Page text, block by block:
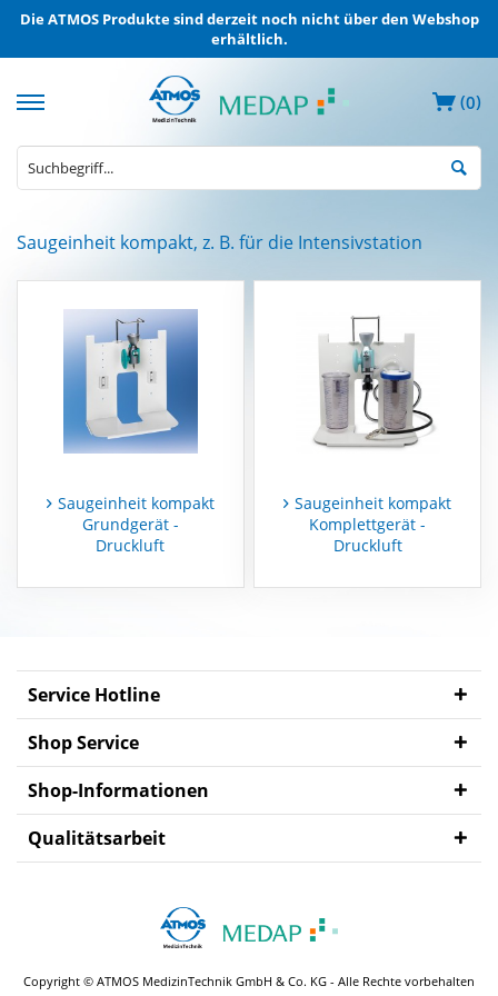
Die ATMOS Produkte sind derzeit noch nicht über den Webshop
erhältlich.
(0)
Elektrische
MEDAP
Entnahmegeräte
MEDAP
Saugeinheit kompakt, z. B. für die Intensivstation
Saugeinheit kompakt
Grundgerät -
Druckluft
Saugeinheit kompakt
Komplettgerät -
Druckluft
Service Hotline
Shop Service
Shop-Informationen
Qualitätsarbeit
Copyright © ATMOS MedizinTechnik GmbH & Co. KG - Alle Rechte vorbehalten